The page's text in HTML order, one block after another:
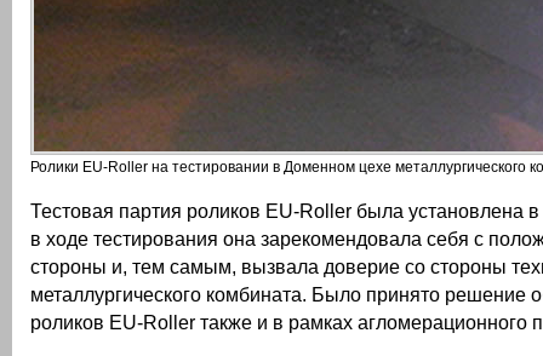
Ролики EU-Roller на тестировании в Доменном цехе металлургического
Тестовая партия роликов EU-Roller была установлена
в ходе тестирования она зарекомендовала себя с
стороны и, тем самым, вызвала доверие со стороны
металлургического комбината. Было принято решение
роликов EU-Roller также и в рамках агломерационного